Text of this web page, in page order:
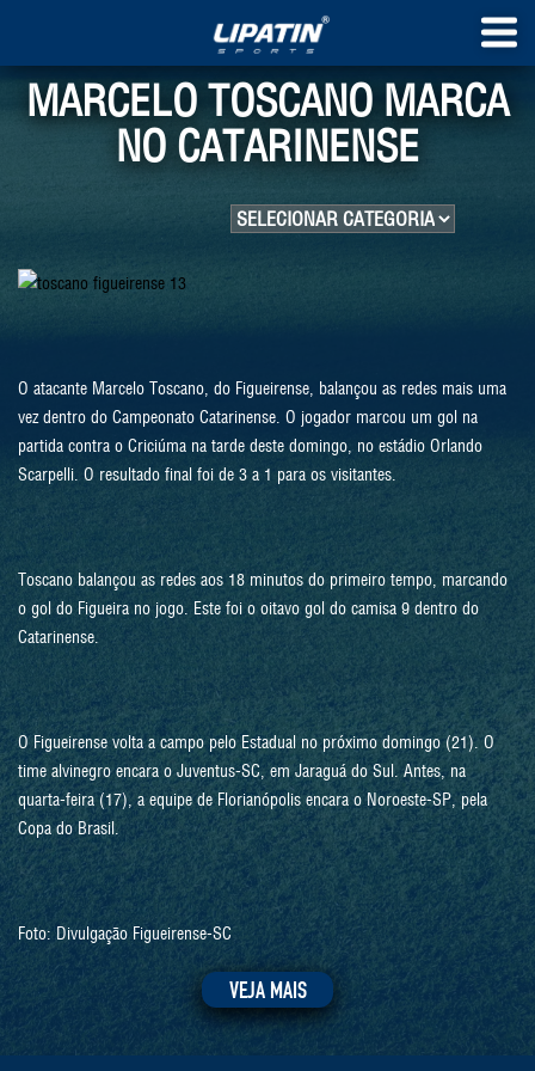
MARCELO TOSCANO MARCA
NO CATARINENSE
O atacante Marcelo Toscano, do Figueirense, balançou as redes mais uma
vez dentro do Campeonato Catarinense. O jogador marcou um gol na
partida contra o Criciúma na tarde deste domingo, no estádio Orlando
Scarpelli. O resultado final foi de 3 a 1 para os visitantes.
Toscano balançou as redes aos 18 minutos do primeiro tempo, marcando
o gol do Figueira no jogo. Este foi o oitavo gol do camisa 9 dentro do
Catarinense.
O Figueirense volta a campo pelo Estadual no próximo domingo (21). O
time alvinegro encara o Juventus-SC, em Jaraguá do Sul. Antes, na
quarta-feira (17), a equipe de Florianópolis encara o Noroeste-SP, pela
Copa do Brasil.
Foto: Divulgação Figueirense-SC
VEJA MAIS